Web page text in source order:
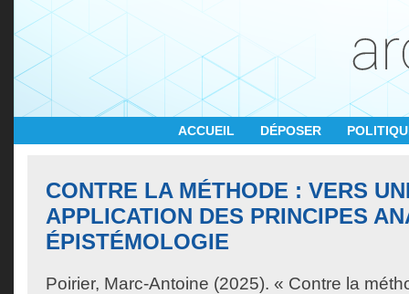
ACCUEIL DÉPOSER
CONTRE LA MÉTHODE : VERS
APPLICATION DES PRINCIPES
ÉPISTÉMOLOGIE
Poirier, Marc-Antoine (2025). « Contre la